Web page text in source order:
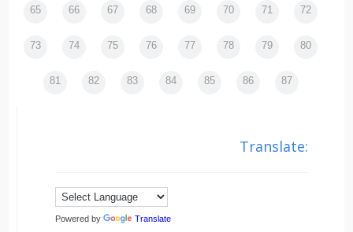
65 66 67 68 69 70 71 72
73 74 75 76 77 78 79 80
81 82 83 84 85 86 87
Translate:
Powered by Translate